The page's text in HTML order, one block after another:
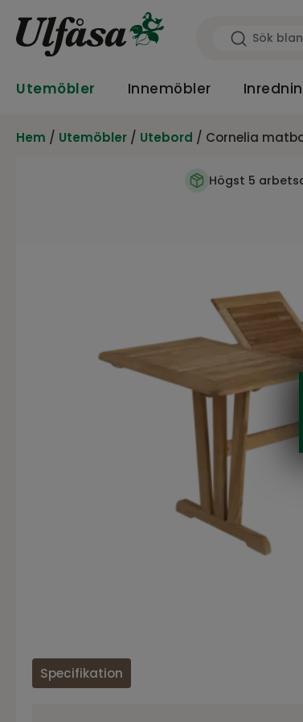
Utemöbler Innemöbler
Hem / Utemöbler / Utebord / Cornelia
Högst 5
Specifikation